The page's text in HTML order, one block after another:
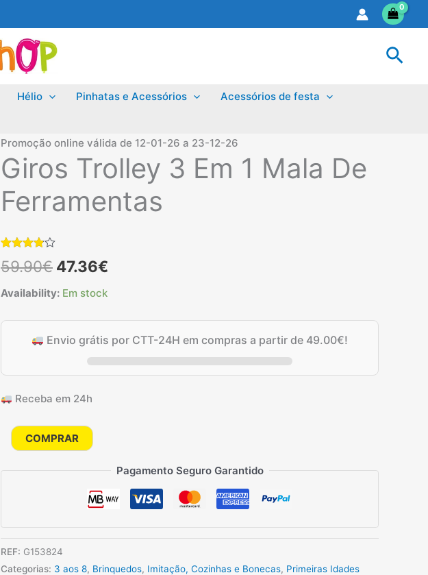
Hélio Pinhatas e Acessórios
Acessórios de festa
Promoção online válida de 12-01-26 a 23-12-26
Giros Trolley 3 Em 1 Mala De
Ferramentas
com3.83
base em
classificações
clientes
59.90€ O
preço
original
era:
59.90€.
47.36€
atual
é:
47.36€.
Availability: Em stock
Envio grátis por CTT-24H em compras a partir de 49.00€!
Receba em 24h
Quantidade
Giros
Em
1
Mala
COMPRAR
Pagamento Seguro Garantido
REF: G153824
Categorias: 3 aos 8, Brinquedos, Imitação, Cozinhas e Bonecas, Primeiras Idades